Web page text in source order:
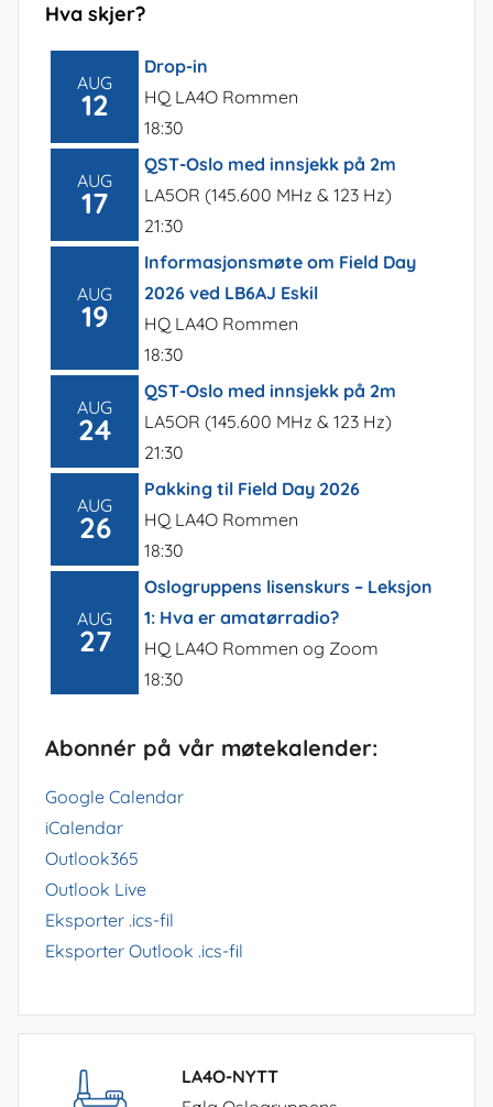
Hva skjer?
AUG
12
Drop-in
HQ LA4O Rommen
18:30
AUG
17
QST-Oslo med innsjekk på 2m
LA5OR (145.600 MHz & 123 Hz)
21:30
AUG
19
Informasjonsmøte om Field Day
2026 ved LB6AJ Eskil
HQ LA4O Rommen
18:30
AUG
24
QST-Oslo med innsjekk på 2m
LA5OR (145.600 MHz & 123 Hz)
21:30
AUG
26
Pakking til Field Day 2026
HQ LA4O Rommen
18:30
AUG
27
Oslogruppens lisenskurs – Leksjon
1: Hva er amatørradio?
HQ LA4O Rommen og Zoom
18:30
Abonnér på vår møtekalender:
Google Calendar
iCalendar
Outlook365
Outlook Live
Eksporter .ics-fil
Eksporter Outlook .ics-fil
LA4O-NYTT